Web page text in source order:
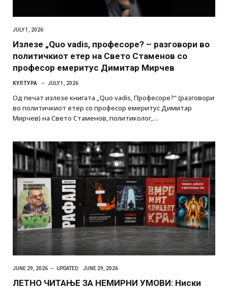
JULY 1, 2026
Излезе „Quo vadis, професоре? – разговори во
политичкиот етер на Свето Стаменов со
професор емеритус Димитар Мирчев
КУЛТУРА JULY 1, 2026
Од печат излезе книгата „Quo vadis, Професоре?“ (разговори
во политичкиот етер со професор емеритус Димитар
Мирчев) на Свето Стаменов, политиколог,…
JUNE 29, 2026 UPDATED: JUNE 29, 2026
ЛЕТНО ЧИТАЊЕ ЗА НЕМИРНИ УМОВИ: Ниски